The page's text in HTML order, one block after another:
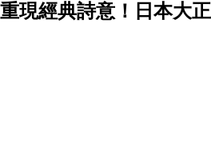
現經典詩意！日本大